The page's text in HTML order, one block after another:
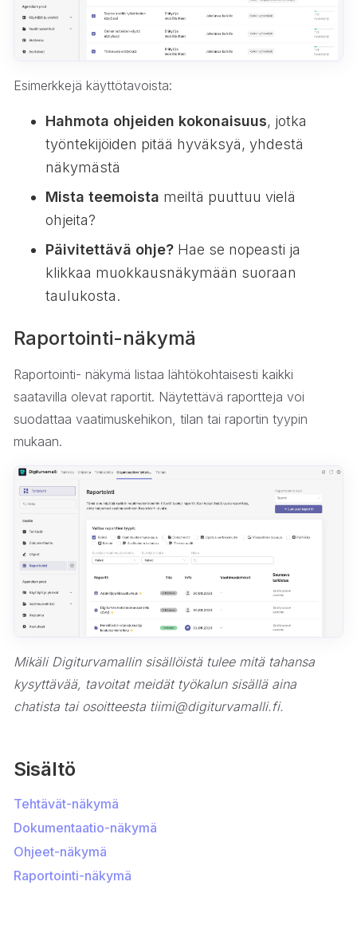
Esimerkkejä käyttötavoista:
Hahmota ohjeiden kokonaisuus, jotka
työntekijöiden pitää hyväksyä, yhdestä
näkymästä
Mista teemoista meiltä puuttuu vielä
ohjeita?
Päivitettävä ohje? Hae se nopeasti ja
klikkaa muokkausnäkymään suoraan
taulukosta.
Raportointi-näkymä
Raportointi- näkymä listaa lähtökohtaisesti kaikki
saatavilla olevat raportit. Näytettävä raportteja voi
suodattaa vaatimuskehikon, tilan tai raportin tyypin
mukaan.
Mikäli Digiturvamallin sisällöistä tulee mitä tahansa
kysyttävää, tavoitat meidät työkalun sisällä aina
chatista tai osoitteesta tiimi@digiturvamalli.fi.
Sisältö
Tehtävät-näkymä
Dokumentaatio-näkymä
Ohjeet-näkymä
Raportointi-näkymä